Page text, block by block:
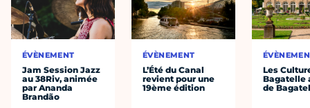
ÉVÈNEMENT
Jam Session Jazz
au 38Riv, animée
par Ananda
Brandão
ÉVÈNEMENT
L’Été du Canal
revient pour une
19ème édition
Les
Bagatelle
de